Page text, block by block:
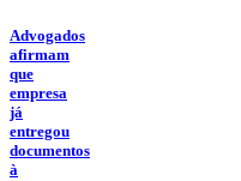
Advogados
afirmam
que
empresa
já
entregou
documentos
à